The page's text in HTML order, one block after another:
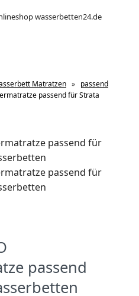
Matratzen » passend
passend für Strata
passend